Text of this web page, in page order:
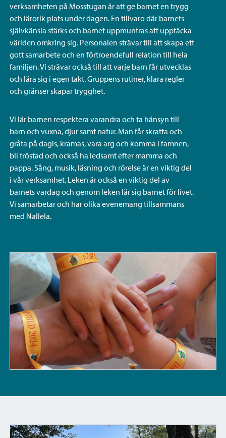
verksamheten på Mosstugan är att ge barnet en trygg
och lärorik plats under dagen. En tillvaro där barnets
självkänsla stärks och barnet uppmuntras att upptäcka
världen omkring sig. Personalen strävar till att skapa ett
gott samarbete och en förtroendefull relation till hela
familjen. Vi strävar också till att varje barn får utvecklas
och lära sig i egen takt. Gruppens rutiner, klara regler
och gränser skapar trygghet.
Vi lär barnen respektera varandra och ta hänsyn till
barn och vuxna, djur samt natur. Man får skratta och
gråta på dagis, kramas, vara arg och komma i famnen,
bli tröstad och också ha ledsamt efter mamma och
pappa. Sång, musik, läsning och rörelse är en viktig del
i vår verksamhet. Leken är också en viktig del av
barnets vardag och genom leken lär sig barnet för livet.
Vi samarbetar och har olika evenemang tillsammans
med Nallela.